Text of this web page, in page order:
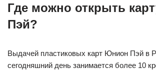
Где можно открыть
Пэй?
Выдачей пластиковых карт Юнион Пэй в
сегодняшний день занимается более 10